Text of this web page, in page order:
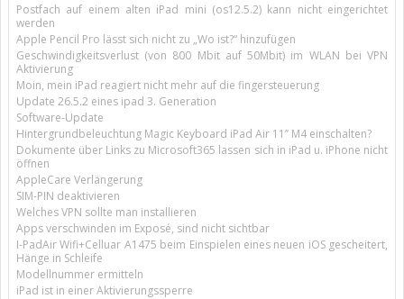
Postfach auf einem alten iPad mini (os12.5.2) kann nicht eingerichtet
werden
Apple Pencil Pro lässt sich nicht zu „Wo ist?“ hinzufügen
Geschwindigkeitsverlust (von 800 Mbit auf 50Mbit) im WLAN bei VPN
Aktivierung
Moin, mein iPad reagiert nicht mehr auf die fingersteuerung
Update 26.5.2 eines ipad 3. Generation
Software-Update
Hintergrundbeleuchtung Magic Keyboard iPad Air 11’’ M4 einschalten?
Dokumente über Links zu Microsoft365 lassen sich in iPad u. iPhone nicht
öffnen
AppleCare Verlängerung
SIM-PIN deaktivieren
Welches VPN sollte man installieren
Apps verschwinden im Exposé, sind nicht sichtbar
I-PadAir Wifi+Celluar A1475 beim Einspielen eines neuen iOS gescheitert,
Hänge in Schleife
Modellnummer ermitteln
iPad ist in einer Aktivierungssperre